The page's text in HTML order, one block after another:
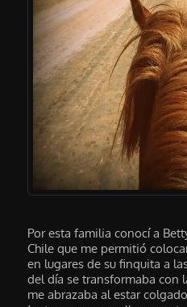
Por esta familia conocí a
Chile que me permitió
en lugares de su finquita a
del día se transformaba con
me abrazaba al estar